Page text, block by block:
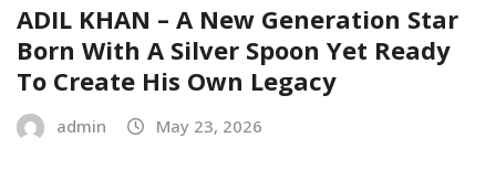
ADIL KHAN – A New Generation Star
Born With A Silver Spoon Yet Ready
To Create His Own Legacy
admin May 23, 2026